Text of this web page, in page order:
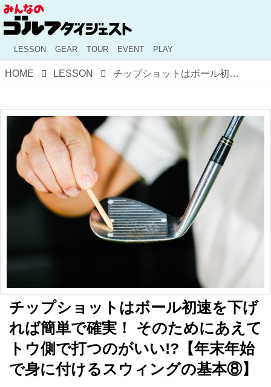
LESSON GEAR TOUR EVENT PLAY
HOME LESSON チップショットはボール初速を下げれば簡単で確実！ そのためにあえてトウ側で打つのがいい!?【年末年始で身に付けるスウィングの基本⑧】
チップショットはボール初速を下げ
れば簡単で確実！ そのためにあえて
トウ側で打つのがいい!?【年末年始
で身に付けるスウィングの基本⑧】